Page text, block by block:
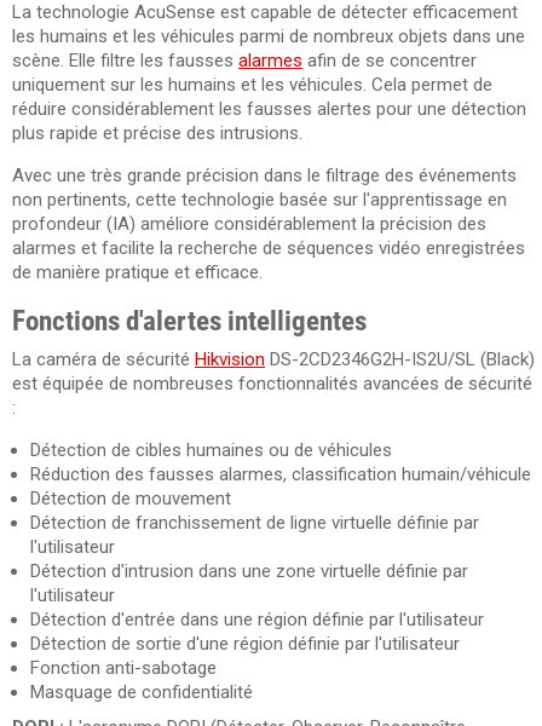
La technologie AcuSense est capable de détecter efficacement
les humains et les véhicules parmi de nombreux objets dans une
scène. Elle filtre les fausses alarmes afin de se concentrer
uniquement sur les humains et les véhicules. Cela permet de
réduire considérablement les fausses alertes pour une détection
plus rapide et précise des intrusions.
Avec une très grande précision dans le filtrage des événements
non pertinents, cette technologie basée sur l'apprentissage en
profondeur (IA) améliore considérablement la précision des
alarmes et facilite la recherche de séquences vidéo enregistrées
de manière pratique et efficace.
Fonctions d'alertes intelligentes
La caméra de sécurité Hikvision DS-2CD2346G2H-IS2U/SL (Black)
est équipée de nombreuses fonctionnalités avancées de sécurité
:
Détection de cibles humaines ou de véhicules
Réduction des fausses alarmes, classification humain/véhicule
Détection de mouvement
Détection de franchissement de ligne virtuelle définie par
l'utilisateur
Détection d'intrusion dans une zone virtuelle définie par
l'utilisateur
Détection d'entrée dans une région définie par l'utilisateur
Détection de sortie d'une région définie par l'utilisateur
Fonction anti-sabotage
Masquage de confidentialité